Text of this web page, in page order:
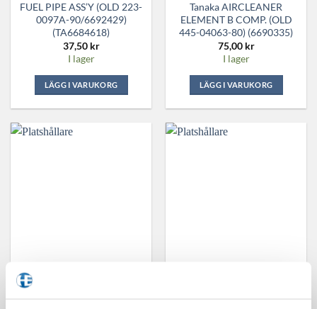
FUEL PIPE ASS’Y (OLD 223-
0097A-90/6692429)
(TA6684618)
37,50 kr
I lager
LÄGG I VARUKORG
Tanaka AIRCLEANER
ELEMENT B COMP. (OLD
445-04063-80) (6690335)
75,00 kr
I lager
LÄGG I VARUKORG
Tanaka Aircleaner Element A
Comp. (old 444-04063-80)